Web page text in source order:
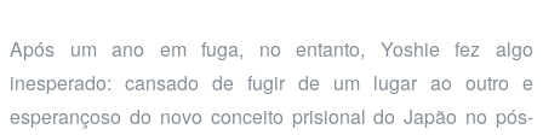
Após um ano em fuga, no entanto, Yoshie fez algo
inesperado: cansado de fugir de um lugar ao outro e
esperançoso do novo conceito prisional do Japão no pós-